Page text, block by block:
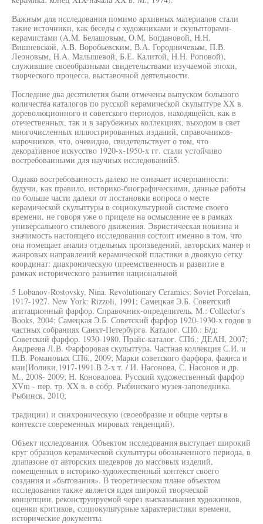
Важным для исследования помимо архивных материалов стали
такие источники, как беседы с художниками и скульпторами-
керамистами (A.M. Белашовым, О.М. Богдановой, H.H.
Вишневской, A.B. Воробьевским, В.А. Городничевым, П.В.
Леоновым, H.A. Малышевой, Б.Е. Калитой, H.H. Роповой),
служившие своеобразными свидетельствами изучаемой эпохи,
творческого процесса, выставочной деятельности.
Последние два десятилетия были отмечены выпуском большого
количества каталогов по русской керамической скульптуре XX в.
дореволюционного и советского периодов, находящейся, как в
отечественных, так и в зарубежных коллекциях, выходом в свет
многочисленных иллюстрированных изданий, справочников-
марочников, что, очевидно, свидетельствует о том, что
декоративное искусство 1920-х-1950-х гг. стали устойчиво
востребованными для научных исследований5.
Однако востребованность далеко не означает исчерпанности:
будучи, как правило, историко-биографическими, данные работы
по больше части далеки от постановки вопроса о месте
керамической скульптуры в социокультурной системе своего
времени, не говоря уже о прицеле на осмысление ее в рамках
универсального стилевого движения. Эвристическая новизна и
значимость настоящего исследования состоит именно в том, что
она помещает анализ отдельных произведений, авторских манер и
жанровых направлений керамической пластики в двоякую сетку
координат: диахроническую (преемственность и развитие в
рамках исторического развития национальной
5 Lobanov-Rostovsky, Nina. Revolutionary Ceramics: Soviet Porcelain,
1917-1927. New York: Rizzoli, 1991; Самецкая Э.Б. Советский
агитационный фарфор. Справочник-определитель. М.: Collector's
Books, 2004; Самецкая Э.Б. Советский фарфор 1920-1930-х годов в
частных собраниях Санкт-Петербурга. Каталог. СПб.: Б/д;
Советский фарфор. 1930-1980. Прайс-каталог. СПб.: ДЕАН, 2007;
Андреева Л.В. Фарфоровая скульптура. Частная коллекция С.И. и
П.В. Романовых СПб., 2009; Марки советского фарфора, фаянса и
маи[Иолики,1917-1991.B 2-х т. / И. Насонова, С. Насонов и др.
М., 2008- 2009; Н. Коновалова. Русский художественный фарфор
XVm - пер. тр. XX в. в собр. Рыбинского музея-заповедника.
Рыбинск, 2010;
традиции) и синхроническую (своеобразие и общие черты в
контексте современных мировых тенденций).
Объект исследования. Объектом исследования выступает широкий
круг образцов керамической скульптуры обозначенного периода, в
диапазоне от авторских шедевров до массовых изделий,
помещенных в историко-художественный контекст своего
создания и «бытования». В теоретическом плане объектом
исследования также является идея широкой творческой
концепции, реконструируемой через высказывания художников,
оценки критиков, социокультурные характеристики времени,
исторические документы.